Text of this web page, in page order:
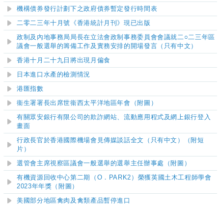
機構債券發行計劃下之政府債券暫定發行時間表
二零二三年十月號《香港統計月刊》現已出版
政制及內地事務局局長在立法會政制事務委員會會議就二○二三年區
議會一般選舉的籌備工作及實務安排的開場發言（只有中文）
香港十月二十九日將出現月偏食
日本進口水產的檢測情況
港匯指數
衞生署署長出席世衞西太平洋地區年會（附圖）
有關眾安銀行有限公司的欺詐網站、流動應用程式及網上銀行登入
畫面
行政長官於香港國際機場會見傳媒談話全文（只有中文）（附短
片）
選管會主席視察區議會一般選舉的選舉主任辦事處（附圖）
有機資源回收中心第二期（O ． PARK2）榮獲英國土木工程師學會
2023年年獎（附圖）
美國部分地區禽肉及禽類產品暫停進口